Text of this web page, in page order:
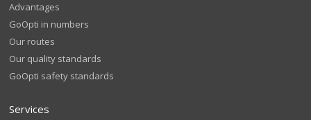
Advantages
GoOpti in numbers
Our routes
Our quality standards
GoOpti safety standards
Services